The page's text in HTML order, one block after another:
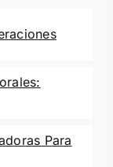
Para